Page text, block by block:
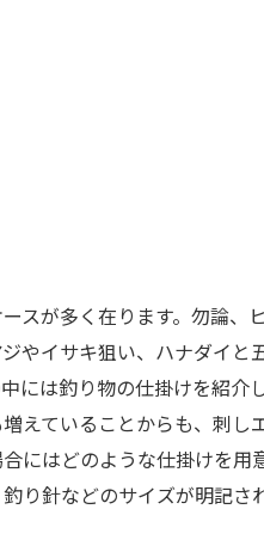
スが多く在ります。勿論、
やイサキ狙い、ハナダイと
には釣り物の仕掛けを紹介
えていることからも、刺し
にはどのような仕掛けを用
り針などのサイズが明記